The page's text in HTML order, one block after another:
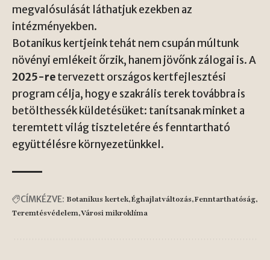
megvalósulását láthatjuk ezekben az
intézményekben.
Botanikus kertjeink tehát nem csupán múltunk
növényi emlékeit őrzik, hanem jövőnk zálogai is. A
2025-retervezett országos kertfejlesztési
program célja, hogy e szakrális terek továbbra is
betölthessék küldetésüket: tanítsanak minket a
teremtett világ tiszteletére és fenntartható
együttélésre környezetünkkel.
CÍMKÉZVE: Botanikus kertek Éghajlatváltozás Fenntarthatóság
Teremtésvédelem Városi mikroklíma